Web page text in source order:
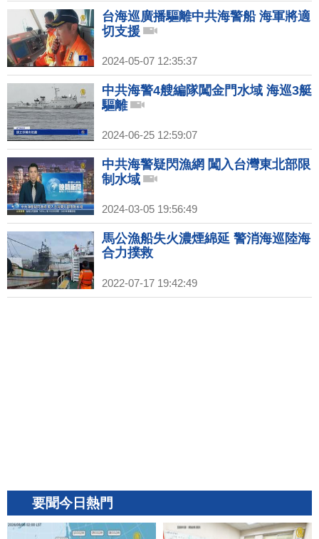
台海巡廣播驅離中共海警船 海軍將適
切支援
2024-05-07 12:35:37
中共海警4艘編隊闖金門水域 海巡3艇
驅離
2024-06-25 12:59:07
中共海警疑閃漁網 闖入台灣東北部限
制水域
2024-03-05 19:56:49
馬公漁船失火濃煙綿延 警消海巡陸海
合力撲救
2022-07-17 19:42:49
要聞今日熱門